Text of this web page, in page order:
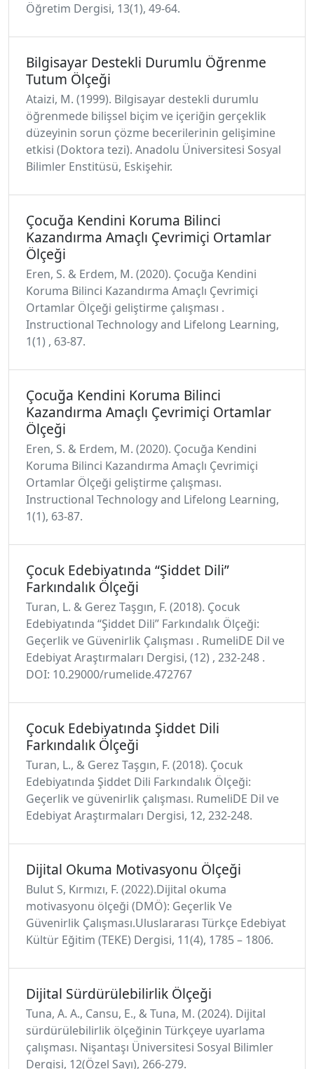
Öğretim Dergisi, 13(1), 49-64.
Bilgisayar Destekli Durumlu Öğrenme
Tutum Ölçeği
Ataizi, M. (1999). Bilgisayar destekli durumlu
öğrenmede bilişsel biçim ve içeriğin gerçeklik
düzeyinin sorun çözme becerilerinin gelişimine
etkisi (Doktora tezi). Anadolu Üniversitesi Sosyal
Bilimler Enstitüsü, Eskişehir.
Çocuğa Kendini Koruma Bilinci
Kazandırma Amaçlı Çevrimiçi Ortamlar
Ölçeği
Eren, S. & Erdem, M. (2020). Çocuğa Kendini
Koruma Bilinci Kazandırma Amaçlı Çevrimiçi
Ortamlar Ölçeği geliştirme çalışması .
Instructional Technology and Lifelong Learning,
1(1) , 63-87.
Çocuğa Kendini Koruma Bilinci
Kazandırma Amaçlı Çevrimiçi Ortamlar
Ölçeği
Eren, S. & Erdem, M. (2020). Çocuğa Kendini
Koruma Bilinci Kazandırma Amaçlı Çevrimiçi
Ortamlar Ölçeği geliştirme çalışması.
Instructional Technology and Lifelong Learning,
1(1), 63-87.
Çocuk Edebiyatında “Şiddet Dili”
Farkındalık Ölçeği
Turan, L. & Gerez Taşgın, F. (2018). Çocuk
Edebiyatında “Şiddet Dili” Farkındalık Ölçeği:
Geçerlik ve Güvenirlik Çalışması . RumeliDE Dil ve
Edebiyat Araştırmaları Dergisi, (12) , 232-248 .
DOI: 10.29000/rumelide.472767
Çocuk Edebiyatında Şiddet Dili
Farkındalık Ölçeği
Turan, L., & Gerez Taşgın, F. (2018). Çocuk
Edebiyatında Şiddet Dili Farkındalık Ölçeği:
Geçerlik ve güvenirlik çalışması. RumeliDE Dil ve
Edebiyat Araştırmaları Dergisi, 12, 232-248.
Dijital Okuma Motivasyonu Ölçeği
Bulut S, Kırmızı, F. (2022).Dijital okuma
motivasyonu ölçeği (DMÖ): Geçerlik Ve
Güvenirlik Çalışması.Uluslararası Türkçe Edebiyat
Kültür Eğitim (TEKE) Dergisi, 11(4), 1785 – 1806.
Dijital Sürdürülebilirlik Ölçeği
Tuna, A. A., Cansu, E., & Tuna, M. (2024). Dijital
sürdürülebilirlik ölçeğinin Türkçeye uyarlama
çalışması. Nişantaşı Üniversitesi Sosyal Bilimler
Dergisi, 12(Özel Sayı), 266-279.